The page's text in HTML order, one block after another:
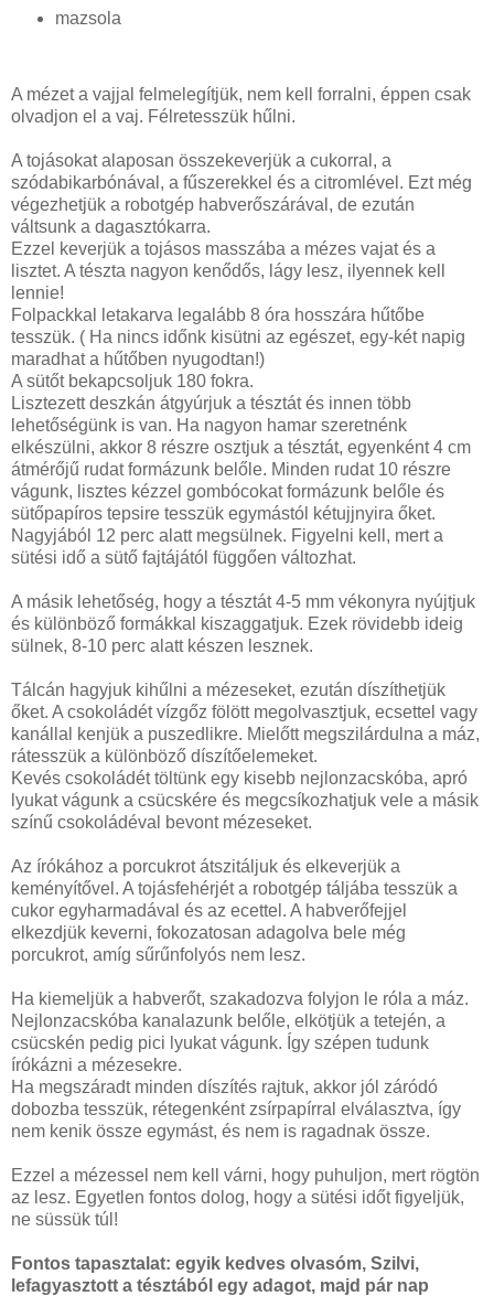
mazsola
A mézet a vajjal felmelegítjük, nem kell forralni, éppen csak
olvadjon el a vaj. Félretesszük hűlni.
A tojásokat alaposan összekeverjük a cukorral, a
szódabikarbónával, a fűszerekkel és a citromlével. Ezt még
végezhetjük a robotgép habverőszárával, de ezután
váltsunk a dagasztókarra.
Ezzel keverjük a tojásos masszába a mézes vajat és a
lisztet. A tészta nagyon kenődős, lágy lesz, ilyennek kell
lennie!
Folpackkal letakarva legalább 8 óra hosszára hűtőbe
tesszük. ( Ha nincs időnk kisütni az egészet, egy-két napig
maradhat a hűtőben nyugodtan!)
A sütőt bekapcsoljuk 180 fokra.
Lisztezett deszkán átgyúrjuk a tésztát és innen több
lehetőségünk is van. Ha nagyon hamar szeretnénk
elkészülni, akkor 8 részre osztjuk a tésztát, egyenként 4 cm
átmérőjű rudat formázunk belőle. Minden rudat 10 részre
vágunk, lisztes kézzel gombócokat formázunk belőle és
sütőpapíros tepsire tesszük egymástól kétujjnyira őket.
Nagyjából 12 perc alatt megsülnek. Figyelni kell, mert a
sütési idő a sütő fajtájától függően változhat.
A másik lehetőség, hogy a tésztát 4-5 mm vékonyra nyújtjuk
és különböző formákkal kiszaggatjuk. Ezek rövidebb ideig
sülnek, 8-10 perc alatt készen lesznek.
Tálcán hagyjuk kihűlni a mézeseket, ezután díszíthetjük
őket. A csokoládét vízgőz fölött megolvasztjuk, ecsettel vagy
kanállal kenjük a puszedlikre. Mielőtt megszilárdulna a máz,
rátesszük a különböző díszítőelemeket.
Kevés csokoládét töltünk egy kisebb nejlonzacskóba, apró
lyukat vágunk a csücskére és megcsíkozhatjuk vele a másik
színű csokoládéval bevont mézeseket.
Az írókához a porcukrot átszitáljuk és elkeverjük a
keményítővel. A tojásfehérjét a robotgép táljába tesszük a
cukor egyharmadával és az ecettel. A habverőfejjel
elkezdjük keverni, fokozatosan adagolva bele még
porcukrot, amíg sűrűnfolyós nem lesz.
Ha kiemeljük a habverőt, szakadozva folyjon le róla a máz.
Nejlonzacskóba kanalazunk belőle, elkötjük a tetején, a
csücskén pedig pici lyukat vágunk. Így szépen tudunk
írókázni a mézesekre.
Ha megszáradt minden díszítés rajtuk, akkor jól záródó
dobozba tesszük, rétegenként zsírpapírral elválasztva, így
nem kenik össze egymást, és nem is ragadnak össze.
Ezzel a mézessel nem kell várni, hogy puhuljon, mert rögtön
az lesz. Egyetlen fontos dolog, hogy a sütési időt figyeljük,
ne süssük túl!
Fontos tapasztalat: egyik kedves olvasóm, Szilvi,
lefagyasztott a tésztából egy adagot, majd pár nap